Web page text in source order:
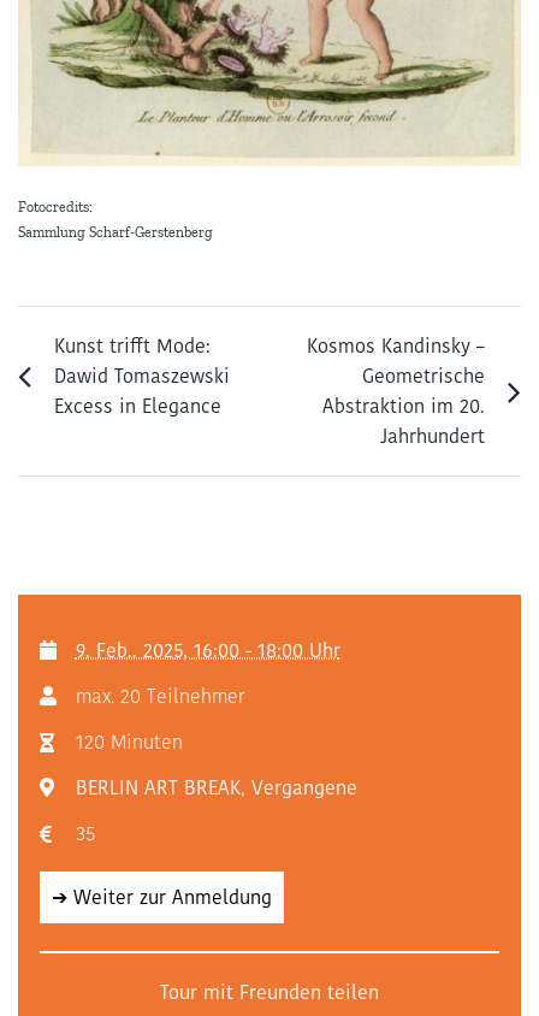
Fotocredits:
Sammlung Scharf-Gerstenberg
Kunst trifft Mode:
Dawid Tomaszewski
Excess in Elegance
Kosmos Kandinsky –
Geometrische
Abstraktion im 20.
Jahrhundert
9. Feb.. 2025, 16:00 - 18:00 Uhr
max. 20 Teilnehmer
120 Minuten
BERLIN ART BREAK, Vergangene
35
➔ Weiter zur Anmeldung
Tour mit Freunden teilen